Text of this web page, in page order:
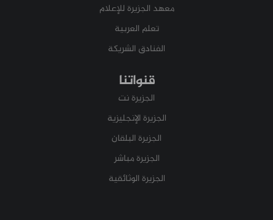
معهد الجزيرة للإعلام
تعلم العربية
الفنادق الشريكة
قنواتنا
الجزيرة نت
الجزيرة الإنجليزية
الجزيرة البلقان
الجزيرة مباشر
الجزيرة الوثائقية